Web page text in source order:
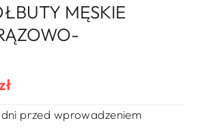
MĘSKIE
przed wprowadzeniem